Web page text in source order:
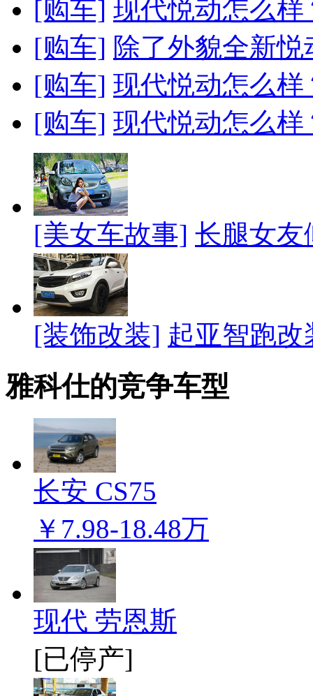
[购车] 现代悦动怎么
[购车] 除了外貌全新
[购车] 现代悦动怎么
[购车] 现代悦动怎么
[美女车故事] 长腿女友
[装饰改装] 起亚智跑
雅科仕的竞争车型
长安 CS75
￥7.98-18.48万
现代 劳恩斯
[已停产]